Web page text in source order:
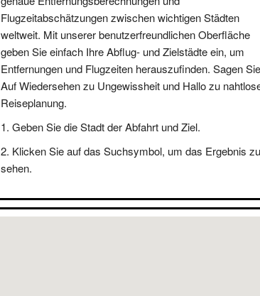
Flugzeitabschätzungen zwischen wichtigen Städten
weltweit. Mit unserer benutzerfreundlichen Oberfläche
geben Sie einfach Ihre Abflug- und Zielstädte ein, um
Entfernungen und Flugzeiten herauszufinden. Sagen Sie
Auf Wiedersehen zu Ungewissheit und Hallo zu
Reiseplanung.
Geben Sie die Stadt der Abfahrt und Ziel.
Klicken Sie auf das Suchsymbol, um das Ergebnis zu
sehen.